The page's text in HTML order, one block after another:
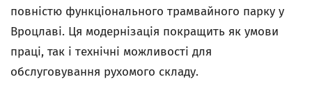
повністю функціонального трамвайного парку у
Вроцлаві. Ця модернізація покращить як умови
праці, так і технічні можливості для
обслуговування рухомого складу.